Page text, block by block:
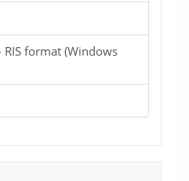
RIS format (Windows